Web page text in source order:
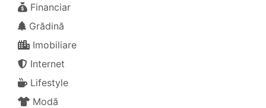
Financiar
Grădină
Imobiliare
Internet
Lifestyle
Modă